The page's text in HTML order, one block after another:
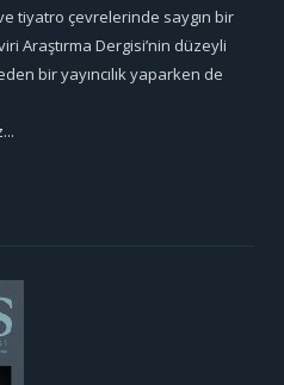
tiyatro çevrelerinde saygın bir
Araştırma Dergisi’nin düzeyli
bir yayıncılık yaparken de